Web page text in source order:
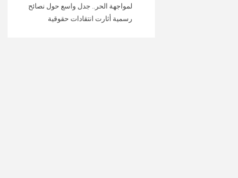
لمواجهة الحر.. جدل واسع حول نصائح
رسمية أثارت انتقادات حقوقية